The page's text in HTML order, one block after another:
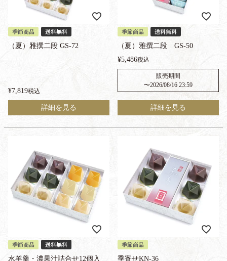
季節商品 送料無料
（夏）雅撰二段 GS-72
¥7,819税込
詳細を見る
季節商品 送料無料
（夏）雅撰二段 GS-50
¥5,486税込
販売期間
〜2026/08/16 23:59
詳細を見る
季節商品 送料無料
水羊羹・濃果汁詰合せ12個入
季節商品
季寄せKN-36